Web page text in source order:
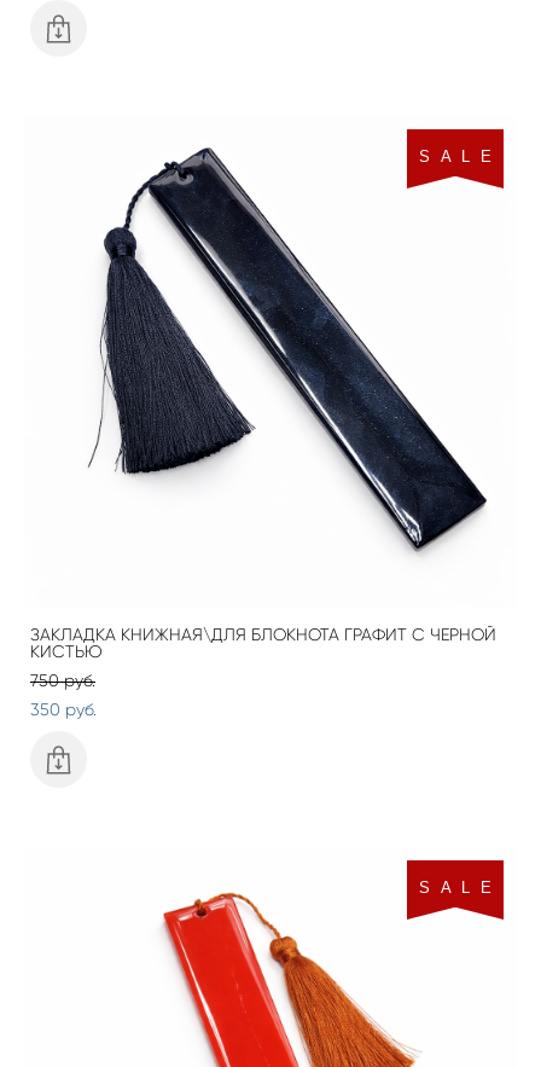
S A L E
ЗАКЛАДКА КНИЖНАЯ\ДЛЯ БЛОКНОТА ГРАФИТ С ЧЕРНОЙ
КИСТЬЮ
750 pуб.
350 pуб.
S A L E